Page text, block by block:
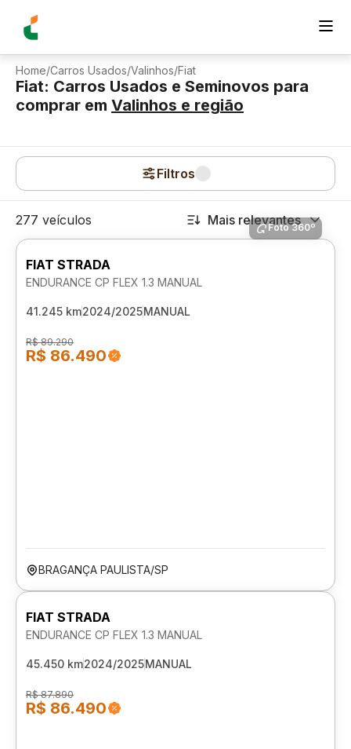
Home/Carros Usados/Valinhos/Fiat
Fiat: Carros Usados e Seminovos para
comprar em Valinhos e região
Filtros
277 veículos Mais relevantes
Foto 360º
FIAT STRADA
ENDURANCE CP FLEX 1.3 MANUAL
41.245 km2024/2025MANUAL
R$ 89.290
R$ 86.490
BRAGANÇA PAULISTA/SP
FIAT STRADA
ENDURANCE CP FLEX 1.3 MANUAL
45.450 km2024/2025MANUAL
R$ 87.890
R$ 86.490